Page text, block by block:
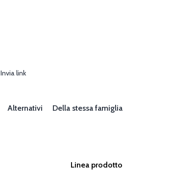
Invia link
Alternativi Della stessa famiglia
Linea prodotto